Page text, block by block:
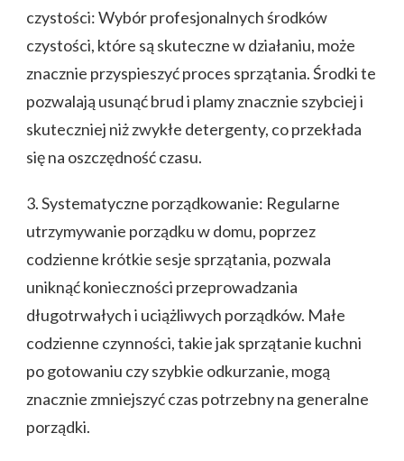
czystości: Wybór profesjonalnych środków
czystości, które są skuteczne w działaniu, może
znacznie przyspieszyć proces sprzątania. Środki te
pozwalają usunąć brud i plamy znacznie szybciej i
skuteczniej niż zwykłe detergenty, co przekłada
się na oszczędność czasu.
3. Systematyczne porządkowanie: Regularne
utrzymywanie porządku w domu, poprzez
codzienne krótkie sesje sprzątania, pozwala
uniknąć konieczności przeprowadzania
długotrwałych i uciążliwych porządków. Małe
codzienne czynności, takie jak sprzątanie kuchni
po gotowaniu czy szybkie odkurzanie, mogą
znacznie zmniejszyć czas potrzebny na generalne
porządki.